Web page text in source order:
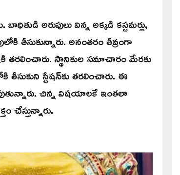
అరుపులు విన్న అక్కడి కస్టమర్లు,
తీసుకున్నారు. అనంతరం తీవ్రంగా
తరలించారు. స్థానికుల సమాచారం మేరకు
తీసుకుని స్టేషన్‌కు తరలించారు. ఈ
చిన్న విషయాలకే ఇంతలా
చేస్తున్నారు.